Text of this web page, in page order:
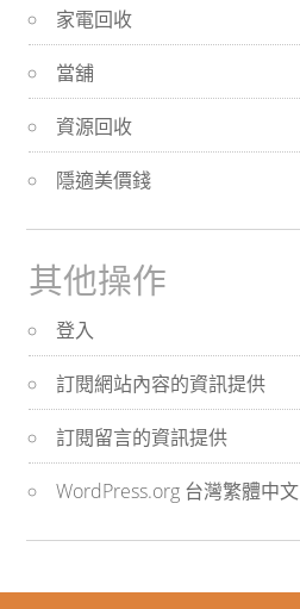
家電回收
當舖
資源回收
隱適美價錢
其他操作
登入
訂閱網站內容的資訊提供
訂閱留言的資訊提供
WordPress.org 台灣繁體中文